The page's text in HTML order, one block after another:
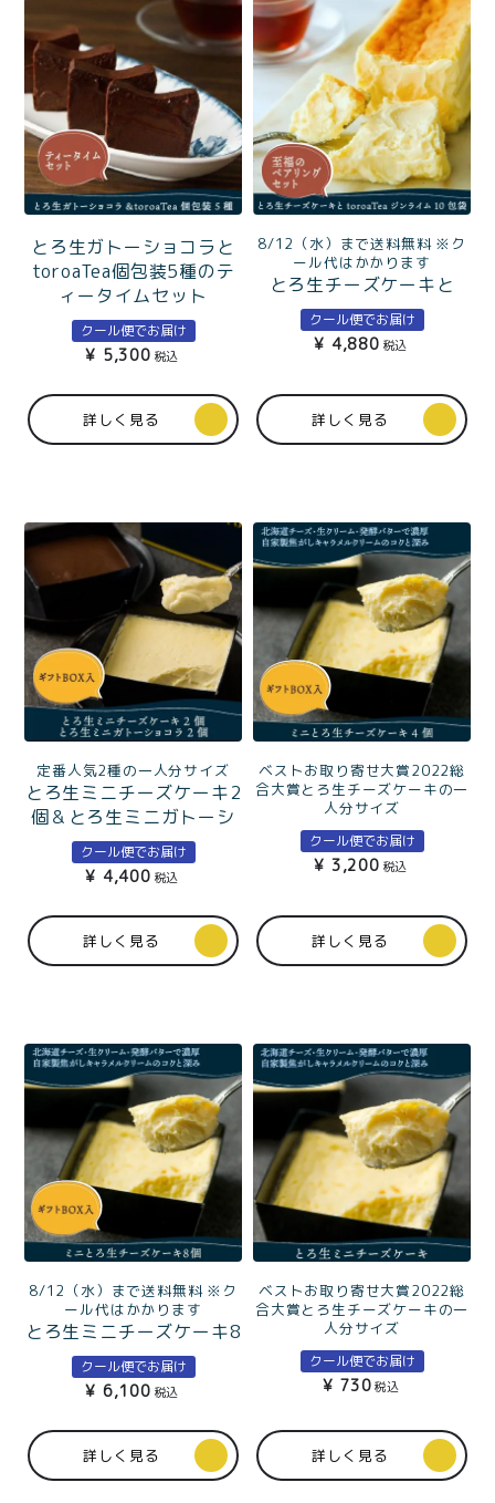
とろ生ガトーショコラと
toroaTea個包装5種のテ
ィータイムセット
クール便でお届け
¥ 5,300 税込
詳しく見る
8/12（水）まで送料無料 ※ク
ール代はかかります
とろ生チーズケーキと
toroaTea個包装5種のテ
ィータイムセット
クール便でお届け
¥ 4,880 税込
詳しく見る
定番人気2種の一人分サイズ
とろ生ミニチーズケーキ2
個＆とろ生ミニガトーシ
ョコラ2個セットギフト
BOX入
クール便でお届け
¥ 4,400 税込
詳しく見る
ベストお取り寄せ大賞2022総
合大賞とろ生チーズケーキの一
人分サイズ
とろ生ミニチーズケーキ4
個ギフトBOX入
クール便でお届け
¥ 3,200 税込
詳しく見る
8/12（水）まで送料無料 ※ク
ール代はかかります
とろ生ミニチーズケーキ8
個ギフトBOX入 ベストお
取り寄せ大賞2022総合大
賞とろ生チーズケーキの
一人分サイズ
クール便でお届け
¥ 6,100 税込
詳しく見る
ベストお取り寄せ大賞2022総
合大賞とろ生チーズケーキの一
人分サイズ
とろ生ミニチーズケーキ
クール便でお届け
¥ 730税込
詳しく見る